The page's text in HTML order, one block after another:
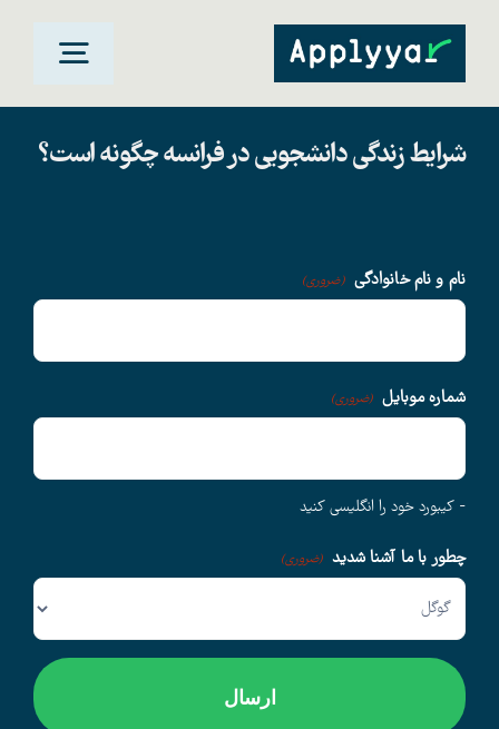
Skip
خانه
درباره ما
اخبار
شرایط زندگی دانشجویی در فرانسه چگونه است؟
نام و نام خانوادگی (ضروری)
شماره موبایل (ضروری)
- کیبورد خود را انگلیسی کنید
چطور با ما آشنا شدید (ضروری)